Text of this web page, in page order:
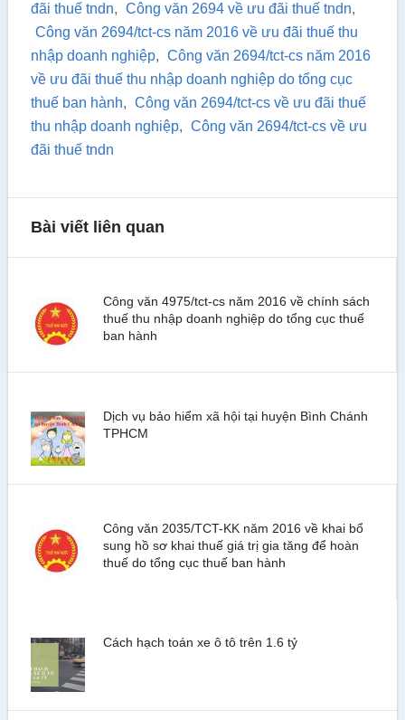
đãi thuế tndn, Công văn 2694 về ưu đãi thuế tndn,
Công văn 2694/tct-cs năm 2016 về ưu đãi thuế thu
nhập doanh nghiệp, Công văn 2694/tct-cs năm 2016
về ưu đãi thuế thu nhập doanh nghiệp do tổng cục
thuế ban hành, Công văn 2694/tct-cs về ưu đãi thuế
thu nhập doanh nghiệp, Công văn 2694/tct-cs về ưu
đãi thuế tndn
Bài viết liên quan
Công văn 4975/tct-cs năm 2016 về chính sách
thuế thu nhập doanh nghiệp do tổng cục thuế
ban hành
Dịch vụ bảo hiểm xã hội tại huyện Bình Chánh
TPHCM
Công văn 2035/TCT-KK năm 2016 về khai bổ
sung hồ sơ khai thuế giá trị gia tăng để hoàn
thuế do tổng cục thuế ban hành
Cách hạch toán xe ô tô trên 1.6 tỷ